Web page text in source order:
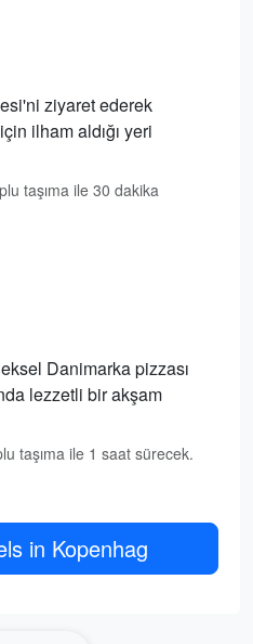
ziyaret ederek
ilham aldığı yeri
taşıma ile 30 dakika
Danimarka pizzası
lezzetli bir akşam
taşıma ile 1 saat sürecek.
in Kopenhag